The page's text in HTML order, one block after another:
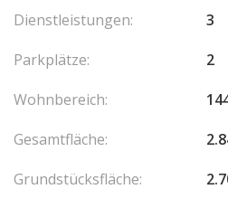
une escapade idéale dans l’un des
Les honoraires sont à la charge du
Dienstleistungen:
3
Parkplätze:
2
Wohnbereich:
Gesamtfläche:
Grundstücksfläche: